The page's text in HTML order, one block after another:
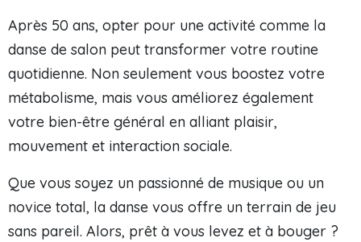
Après 50 ans, opter pour une activité comme la
danse de salon peut transformer votre routine
quotidienne. Non seulement vous boostez votre
métabolisme, mais vous améliorez également
votre bien-être général en alliant plaisir,
mouvement et interaction sociale.
Que vous soyez un passionné de musique ou un
novice total, la danse vous offre un terrain de jeu
sans pareil. Alors, prêt à vous levez et à bouger ?